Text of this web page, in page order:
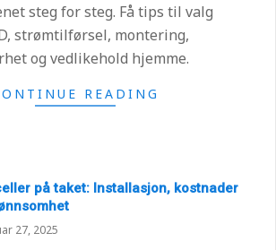
steg for steg. Få tips til valg
strømtilførsel, montering,
og vedlikehold hjemme.
READING
på taket: Installasjon, kostnader
27, 2025